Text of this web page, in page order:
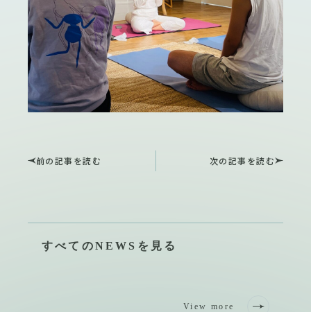
前の記事を読む 次の記事を読む
すべてのNEWSを見る
View more